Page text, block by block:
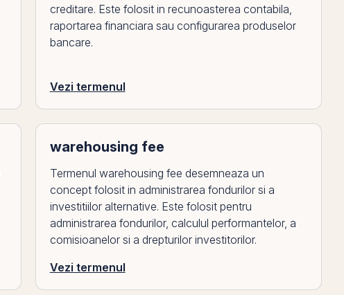
creditare. Este folosit in recunoasterea contabila,
raportarea financiara sau configurarea produselor
bancare.
Vezi termenul
warehousing fee
Termenul warehousing fee desemneaza un
concept folosit in administrarea fondurilor si a
investitiilor alternative. Este folosit pentru
administrarea fondurilor, calculul performantelor, a
comisioanelor si a drepturilor investitorilor.
Vezi termenul